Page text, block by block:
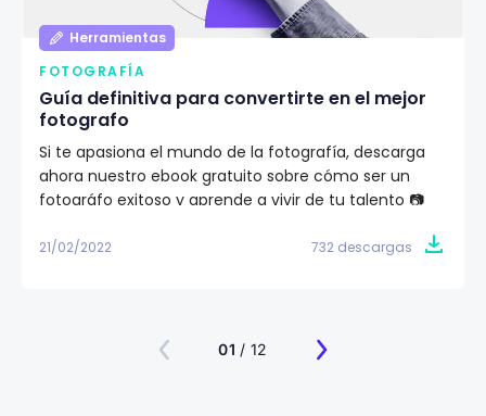
Herramientas
FOTOGRAFÍA
Guía definitiva para convertirte en el mejor
fotografo
Si te apasiona el mundo de la fotografía, descarga
ahora nuestro ebook gratuito sobre cómo ser un
fotográfo exitoso y aprende a vivir de tu talento 📷
21/02/2022 732 descargas
01 / 12